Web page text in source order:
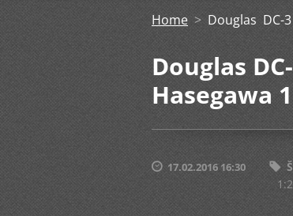
Home > Douglas DC-
Douglas
Hasegawa
17.02.2016 16:30